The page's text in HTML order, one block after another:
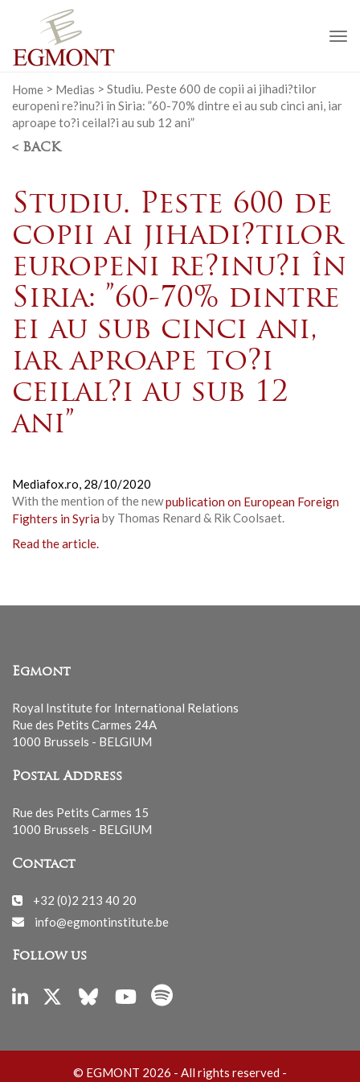
Home > Medias > Studiu. Peste 600 de copii ai jihadi?tilor
europeni re?inu?i în Siria: ”60-70% dintre ei au sub cinci ani, iar
aproape to?i ceilal?i au sub 12 ani”
< BACK
Studiu. Peste 600 de
copii ai jihadi?tilor
europeni re?inu?i în
Siria: ”60-70% dintre
ei au sub cinci ani,
iar aproape to?i
ceilal?i au sub 12
ani”
Mediafox.ro, 28/10/2020
With the mention of the newpublication on European Foreign
Fighters in Syria by Thomas Renard & Rik Coolsaet.
Read the article.
Egmont
Royal Institute for International Relations
Rue des Petits Carmes 24A
1000 Brussels - BELGIUM
Postal Address
Rue des Petits Carmes 15
1000 Brussels - BELGIUM
Contact
+32 (0)2 213 40 20
info@egmontinstitute.be
Follow us
© EGMONT 2026 - All rights reserved -